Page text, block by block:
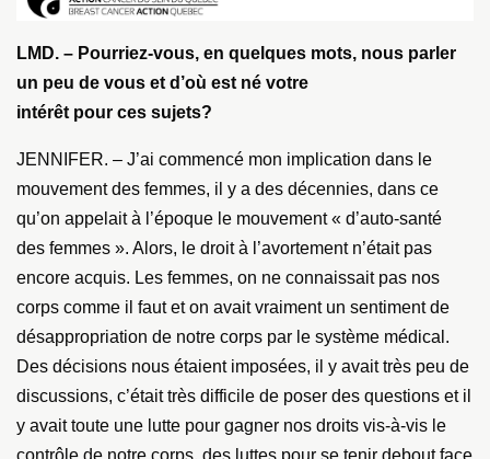
LMD. – Pourriez-vous, en quelques mots, nous parler
un peu de vous et d’où est né votre
intérêt pour ces sujets?
JENNIFER. – J’ai commencé mon implication dans le
mouvement des femmes, il y a des décennies, dans ce
qu’on appelait à l’époque le mouvement « d’auto-santé
des femmes ». Alors, le droit à l’avortement n’était pas
encore acquis. Les femmes, on ne connaissait pas nos
corps comme il faut et on avait vraiment un sentiment de
désappropriation de notre corps par le système médical.
Des décisions nous étaient imposées, il y avait très peu de
discussions, c’était très difficile de poser des questions et il
y avait toute une lutte pour gagner nos droits vis-à-vis le